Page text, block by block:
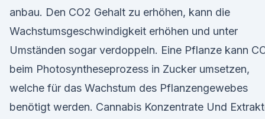
anbau. Den CO2 Gehalt zu erhöhen, kann die
Wachstumsgeschwindigkeit erhöhen und unter
Umständen sogar verdoppeln. Eine Pflanze kann
beim Photosyntheseprozess in Zucker umsetzen,
welche für das Wachstum des Pflanzengewebes
benötigt werden. Cannabis Konzentrate Und